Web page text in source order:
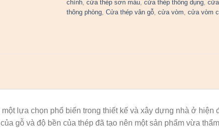
chính,cửa thép sơn màu,cửa thép thông dụng,
thông phòng,Cửa thép vân gỗ,cửa vòm,cửa vòm
lựa chọn phổ biến trong thiết kế và xây dựng nhà ở hiện
gỗ và độ bền của thép đã tạo nên một sản phẩm vừa